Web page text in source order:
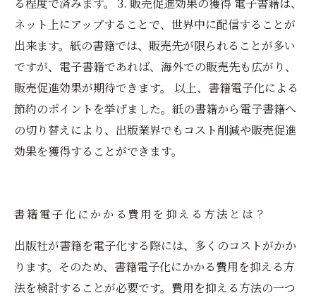
ネット上にアップすることで、世界中に配信することが
出来ます。紙の書籍では、販売先が限られることが多い
ですが、電子書籍であれば、海外での販売先も広がり、
販売促進効果が期待できます。 以上、書籍電子化による
節約のポイントを挙げました。紙の書籍から電子書籍へ
の切り替えにより、出版業界でもコスト削減や販売促進
効果を獲得することができます。
書籍電子化にかかる費用を抑える方法とは？
出版社が書籍を電子化する際には、多くのコストがかか
ります。そのため、書籍電子化にかかる費用を抑える方
法を検討することが必要です。費用を抑える方法の一つ